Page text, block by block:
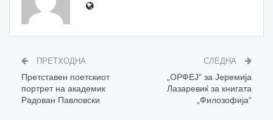
ПРЕТХОДНА
Претставен поетскиот
портрет на академик
Радован Павловски
СЛЕДНА
„OРФЕЈ“ за Јеремија
Лазаревиќ за книгата
„Филозофија“